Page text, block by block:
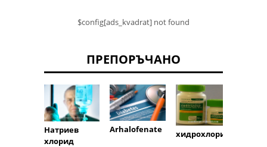
$config[ads_kvadrat] not found
ПРЕПОРЪЧАНО
Натриев
хлорид
Arhalofenate хидрохлорид